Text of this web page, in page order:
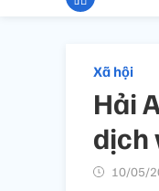
Xã hội
Hải
dịch
10/05/